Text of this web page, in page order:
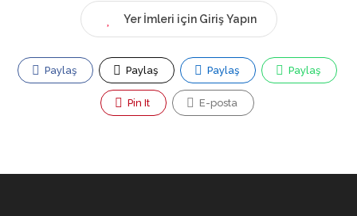
Yer İmleri için Giriş Yapın
Paylaş Paylaş Paylaş Paylaş
Pin It E-posta